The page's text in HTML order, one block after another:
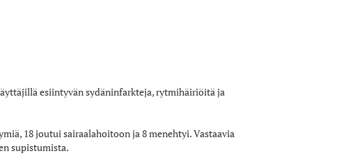
esiintyvän sydäninfarkteja, rytmihäiriöitä ja
18 joutui sairaalahoitoon ja 8 menehtyi. Vastaavia
supistumista.